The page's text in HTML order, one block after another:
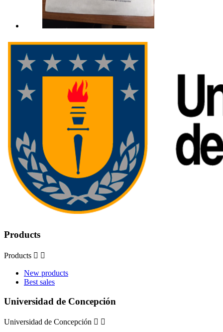
Products
Products  
New products
Best sales
Universidad de Concepción
Universidad de Concepción  